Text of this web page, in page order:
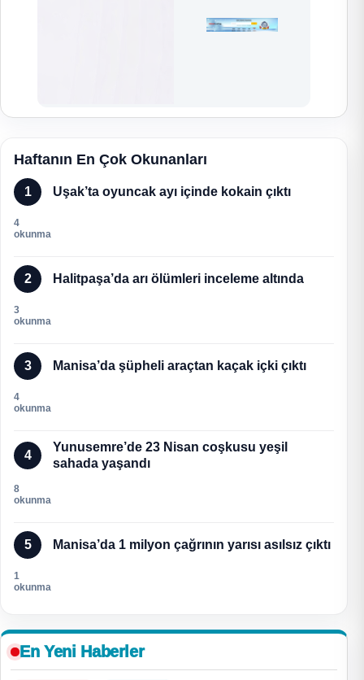
Haftanın En Çok Okunanları
1 Uşak’ta oyuncak ayı içinde kokain çıktı
4
okunma
2 Halitpaşa’da arı ölümleri inceleme altında
3
okunma
3 Manisa’da şüpheli araçtan kaçak içki çıktı
4
okunma
4
Yunusemre’de 23 Nisan coşkusu yeşil
sahada yaşandı
8
okunma
5 Manisa’da 1 milyon çağrının yarısı asılsız çıktı
1
okunma
En Yeni Haberler